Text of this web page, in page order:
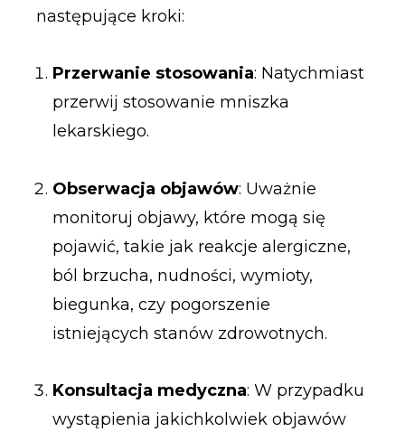
następujące kroki:
Przerwanie stosowania: Natychmiast
przerwij stosowanie mniszka
lekarskiego.
Obserwacja objawów: Uważnie
monitoruj objawy, które mogą się
pojawić, takie jak reakcje alergiczne,
ból brzucha, nudności, wymioty,
biegunka, czy pogorszenie
istniejących stanów zdrowotnych.
Konsultacja medyczna: W przypadku
wystąpienia jakichkolwiek objawów